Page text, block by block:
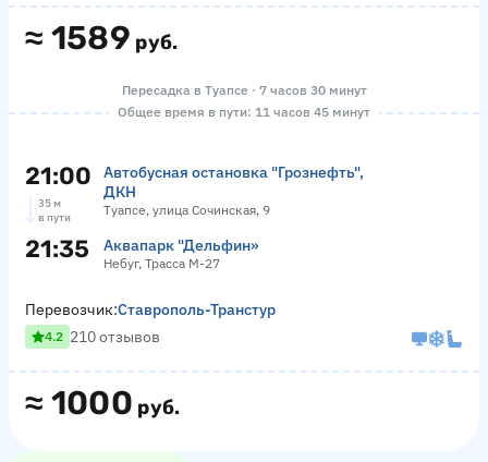
≈ 1589 руб.
Пересадка в Туапсе · 7 часов 30 минут
Общее время в пути: 11 часов 45 минут
21:00
Автобусная остановка "Грознефть",
ДКН
Туапсе, улица Сочинская, 9
35 м
в пути
21:35 Аквапарк "Дельфин»
Небуг, Трасса М-27
≈ 1000 руб.
Перевозчик:Ставрополь-Транстур
4.2 210 отзывов